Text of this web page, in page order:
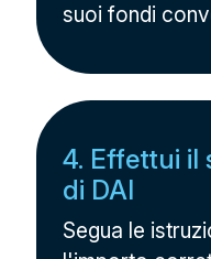
suoi fondi
4. Effettui il
di DAI
Segua le